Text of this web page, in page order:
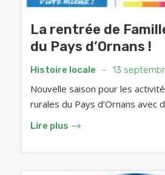
La rentrée de
du Pays d’Ornans !
Histoire locale - 13
Nouvelle saison pour les
rurales du Pays d’Ornans avec
Lire plus